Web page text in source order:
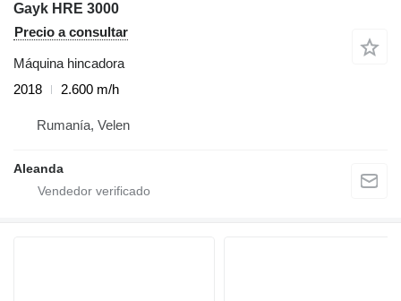
Gayk HRE 3000
Precio a consultar
Máquina hincadora
2018
2.600 m/h
Rumanía, Velen
Aleanda